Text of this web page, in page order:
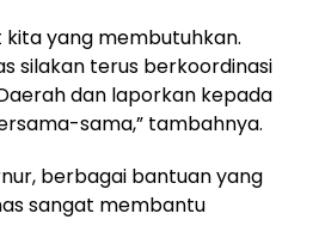
kita yang membutuhkan.
silakan terus berkoordinasi
dan laporkan kepada
sama,” tambahnya.
berbagai bantuan yang
sangat membantu